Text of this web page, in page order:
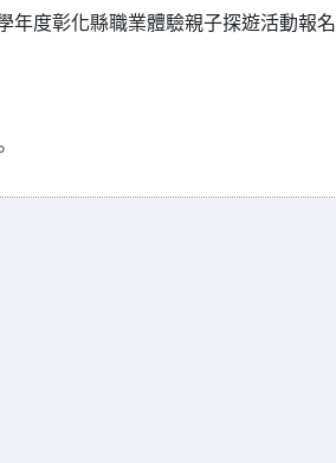
年度彰化縣職業體驗親子探遊活動報名